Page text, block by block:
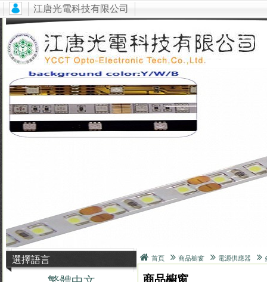
江唐光電科技有限公司
選擇語言 首頁 商品櫥窗 電源供應器
商品櫥窗